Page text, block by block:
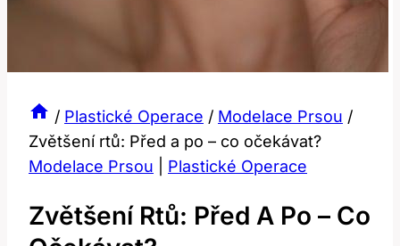
/ Plastické Operace / Modelace Prsou /
Zvětšení rtů: Před a po – co očekávat?
Modelace Prsou
Plastické Operace
Zvětšení Rtů: Před A Po – Co